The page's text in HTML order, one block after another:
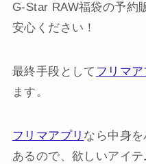
G-Star RAW福袋の予約
安心ください！
最終手段として フリマア
ます。
フリマアプリ なら中身
あるので、欲しいアイ